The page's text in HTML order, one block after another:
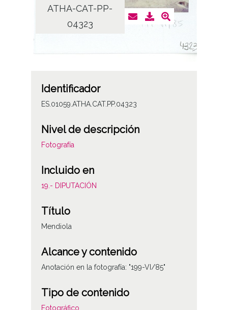
ATHA-CAT-PP-
04323
Identificador
ES.01059.ATHA.CAT.PP.04323
Nivel de descripción
Fotografía
Incluido en
19.- DIPUTACIÓN
Título
Mendiola
Alcance y contenido
Anotación en la fotografía: "199-VI/85"
Tipo de contenido
Fotográfico